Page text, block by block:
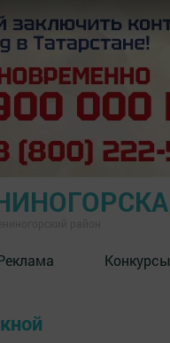
Конкурсы